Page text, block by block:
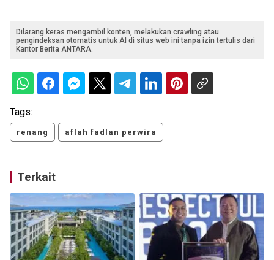
Dilarang keras mengambil konten, melakukan crawling atau
pengindeksan otomatis untuk AI di situs web ini tanpa izin tertulis dari
Kantor Berita ANTARA.
Tags:
renang aflah fadlan perwira
Terkait